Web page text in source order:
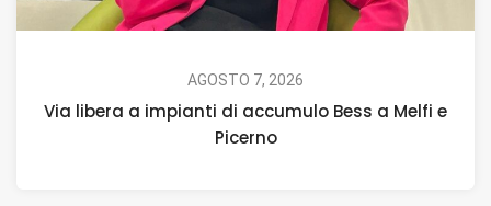
AGOSTO 7, 2026
Via libera a impianti di accumulo Bess a Melfi e
Picerno